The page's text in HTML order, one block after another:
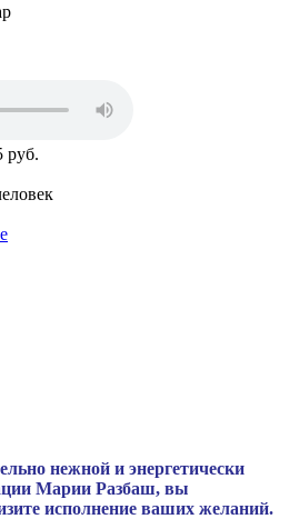
руб.
нежной и энергетически
Марии Разбаш, вы
исполнение ваших желаний.